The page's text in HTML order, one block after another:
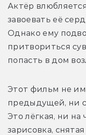
Актёр
завоевать её
Однако ему
притвориться
попасть в дом
Этот фильм не
предыдущей, ни
Это лёгкая, ни
зарисовка,